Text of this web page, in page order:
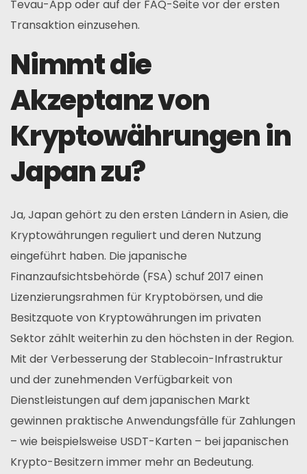
Tevau-App oder auf der FAQ-Seite vor der ersten
Transaktion einzusehen.
Nimmt die
Akzeptanz von
Kryptowährungen in
Japan zu?
Ja, Japan gehört zu den ersten Ländern in Asien, die
Kryptowährungen reguliert und deren Nutzung
eingeführt haben. Die japanische
Finanzaufsichtsbehörde (FSA) schuf 2017 einen
Lizenzierungsrahmen für Kryptobörsen, und die
Besitzquote von Kryptowährungen im privaten
Sektor zählt weiterhin zu den höchsten in der Region.
Mit der Verbesserung der Stablecoin-Infrastruktur
und der zunehmenden Verfügbarkeit von
Dienstleistungen auf dem japanischen Markt
gewinnen praktische Anwendungsfälle für Zahlungen
– wie beispielsweise USDT-Karten – bei japanischen
Krypto-Besitzern immer mehr an Bedeutung.